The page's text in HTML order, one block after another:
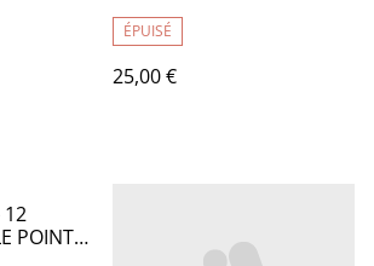
ÉPUISÉ
25,00 €
12
POINTE